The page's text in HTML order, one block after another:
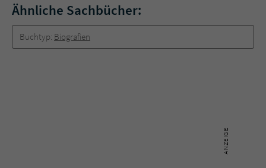
Ähnliche Sachbücher:
Buchtyp: Biografien